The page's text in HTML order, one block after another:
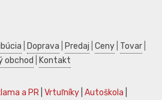
Doprava Predaj Ceny Tovar
obchod Kontakt
a PR Vrtuľníky Autoškola